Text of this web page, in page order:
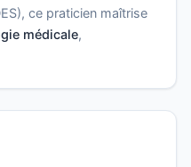
ce praticien maîtrise
médicale,